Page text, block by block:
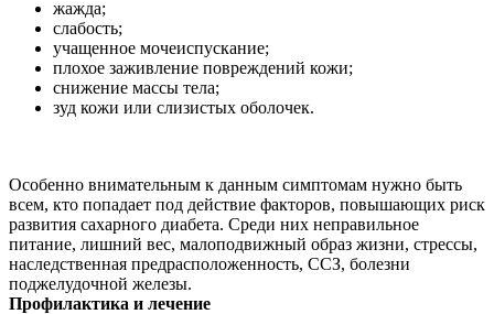
жажда;
слабость;
учащенное мочеиспускание;
плохое заживление повреждений кожи;
снижение массы тела;
зуд кожи или слизистых оболочек.
Особенно внимательным к данным симптомам нужно быть
всем, кто попадает под действие факторов, повышающих риск
развития сахарного диабета. Среди них неправильное
питание, лишний вес, малоподвижный образ жизни, стрессы,
наследственная предрасположенность, ССЗ, болезни
поджелудочной железы.
Профилактика и лечение